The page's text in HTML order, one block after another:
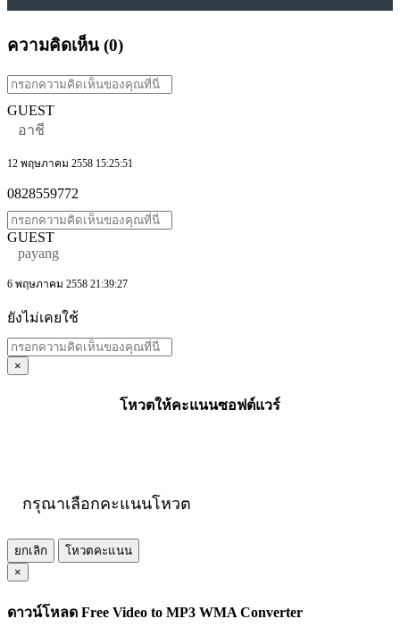
ความคิดเห็น (0)
GUEST
อาชี
12 พฤษภาคม 2558 15:25:51
0828559772
GUEST
payang
6 พฤษภาคม 2558 21:39:27
ยังไม่เคยใช้
×
โหวตให้คะแนนซอฟต์แวร์
กรุณาเลือกคะแนนโหวต
ยกเลิก
โหวตคะแนน
×
ดาวน์โหลด Free Video to MP3 WMA Converter